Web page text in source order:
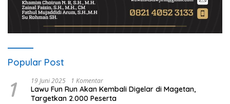
Popular Post
1 19 Juni 2025 1 Komentar
Lawu Fun Run Akan Kembali Digelar di Magetan,
Targetkan 2.000 Peserta